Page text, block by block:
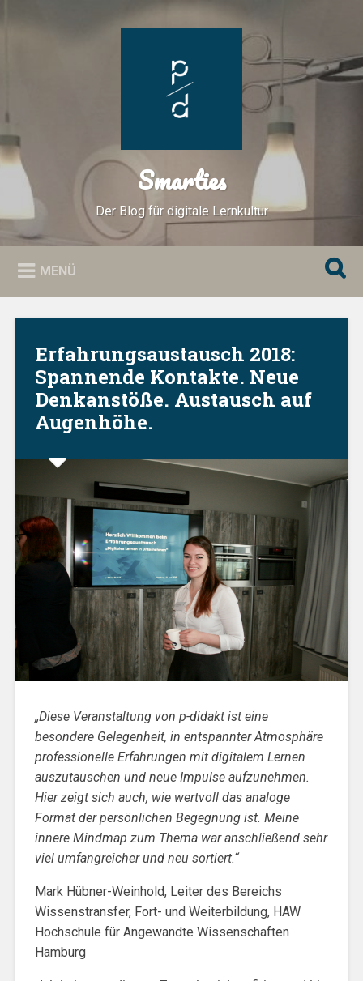
Smarties
Der Blog für digitale Lernkultur
MENÜ
Erfahrungsaustausch 2018:
Spannende Kontakte. Neue
Denkanstöße. Austausch auf
Augenhöhe.
„Diese Veranstaltung von p-didakt ist eine
besondere Gelegenheit, in entspannter Atmosphäre
professionelle Erfahrungen mit digitalem Lernen
auszutauschen und neue Impulse aufzunehmen.
Hier zeigt sich auch, wie wertvoll das analoge
Format der persönlichen Begegnung ist. Meine
innere Mindmap zum Thema war anschließend sehr
viel umfangreicher und neu sortiert.“
Mark Hübner-Weinhold, Leiter des Bereichs
Wissenstransfer, Fort- und Weiterbildung, HAW
Hochschule für Angewandte Wissenschaften
Hamburg